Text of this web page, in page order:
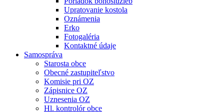
Upratovanie kostola
Oznámenia
Erko
Fotogaléria
Kontaktné údaje
Samospráva
Starosta obce
Obecné zastupiteľstvo
Komisie pri OZ
Zápisnice OZ
Uznesenia OZ
Hl. kontrolór obce